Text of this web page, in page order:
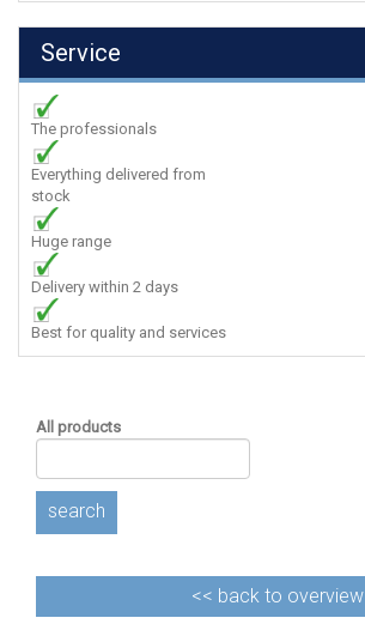
Service
The professionals
Everything delivered from
stock
Huge range
Delivery within 2 days
Best for quality and services
All products
search
<< back to overview